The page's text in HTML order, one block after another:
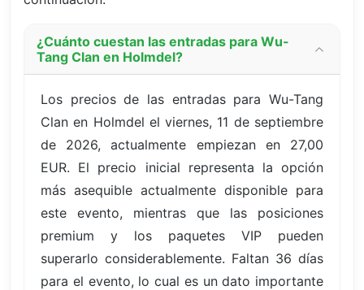
¿Cuánto cuestan las entradas para Wu-
Tang Clan en Holmdel?
Los precios de las entradas para Wu-Tang
Clan en Holmdel el viernes, 11 de septiembre
de 2026, actualmente empiezan en 27,00
EUR. El precio inicial representa la opción
más asequible actualmente disponible para
este evento, mientras que las posiciones
premium y los paquetes VIP pueden
superarlo considerablemente. Faltan 36 días
para el evento, lo cual es un dato importante